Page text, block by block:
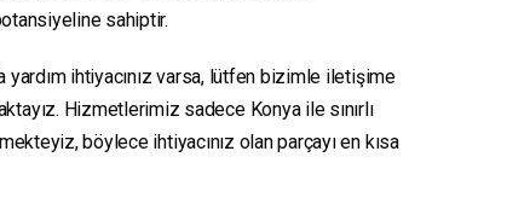
sahiptir.
ihtiyacınız varsa, lütfen bizimle iletişime
Hizmetlerimiz sadece Konya ile sınırlı
böylece ihtiyacınız olan parçayı en kısa